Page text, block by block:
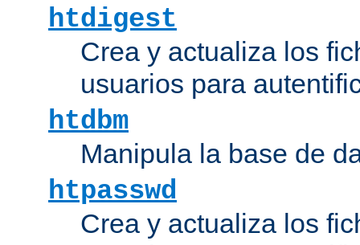
htdigest
Crea y actualiza los
usuarios para
htdbm
Manipula la base de
htpasswd
Crea y actualiza los